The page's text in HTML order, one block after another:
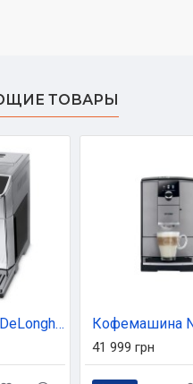
ТОВАРЫ
Кофемашина DeLonghi ECAM 650.85 MS (ECAM650.85MS)
41 999 грн